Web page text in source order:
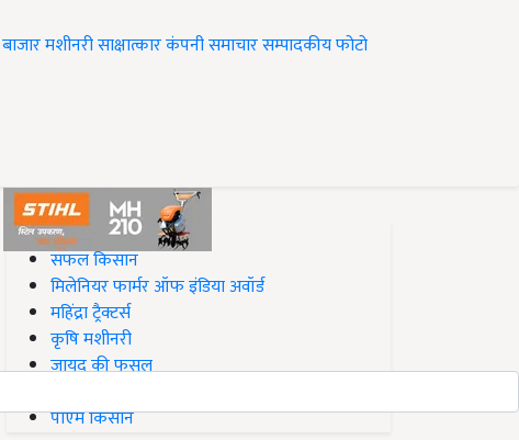
बाजारमशीनरीसाक्षात्कारकंपनी समाचारसम्पादकीयफोटो
#Top on Krishi Jagran
सफल किसान
मिलेनियर फार्मर ऑफ इंडिया अवॉर्ड
महिंद्रा ट्रैक्टर्स
कृषि मशीनरी
जायद की फसल
पीएम किसान